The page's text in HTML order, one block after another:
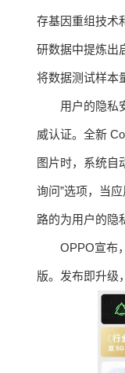
存基因重组技术
研数据中提炼出
将数据测试样本
用户的隐私
威认证。全新
图片时，系统自
询问”选项，当
路的为用户的隐
OPPO宣布
版。发布即升级